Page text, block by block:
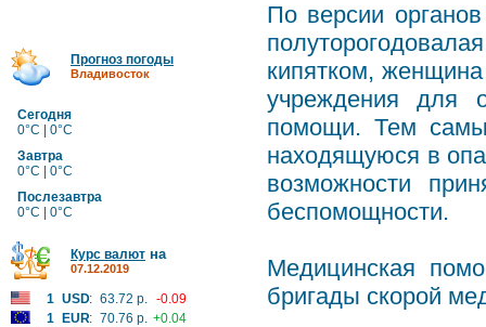
Прогноз погоды
Владивосток
Сегодня
0°C | 0°C
Завтра
0°C | 0°C
Послезавтра
0°C | 0°C
Курс валют на
07.12.2019
1 USD: 63.72 р. -0.09
1
EUR: 70.76 р. +0.04
По версии
кипятком,
учреждения для
помощи. Тем
находящуюся в
возможности
беспомощности.
Медицинская
бригады скорой